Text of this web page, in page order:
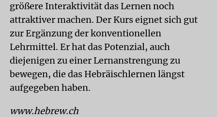
größere Interaktivität das Lernen noch
attraktiver machen. Der Kurs eignet sich gut
zur Ergänzung der konventionellen
Lehrmittel. Er hat das Potenzial, auch
diejenigen zu einer Lernanstrengung zu
bewegen, die das Hebräischlernen längst
aufgegeben haben.
www.hebrew.ch